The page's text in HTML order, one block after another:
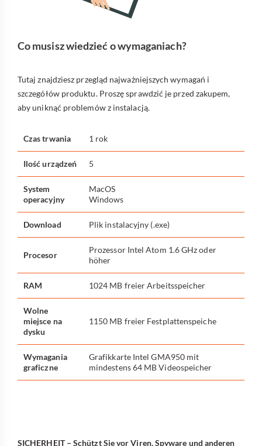
Co musisz wiedzieć o wymaganiach?
Tutaj znajdziesz przegląd najważniejszych wymagań i
szczegółów produktu. Proszę sprawdzić je przed zakupem,
aby uniknąć problemów z instalacją.
Czas trwania 1 rok
Ilość urządzeń 5
System
operacyjny
MacOS
Windows
Download Plik instalacyjny (.exe)
Procesor
Prozessor Intel Atom 1.6 GHz oder
höher
RAM 1024 MB freier Arbeitsspeicher
Wolne
miejsce na
dysku
1150 MB freier Festplattenspeiche
Wymagania
graficzne
Grafikkarte Intel GMA950 mit
mindestens 64 MB Videospeicher
SICHERHEIT – Schützt Sie vor Viren, Spyware und anderen